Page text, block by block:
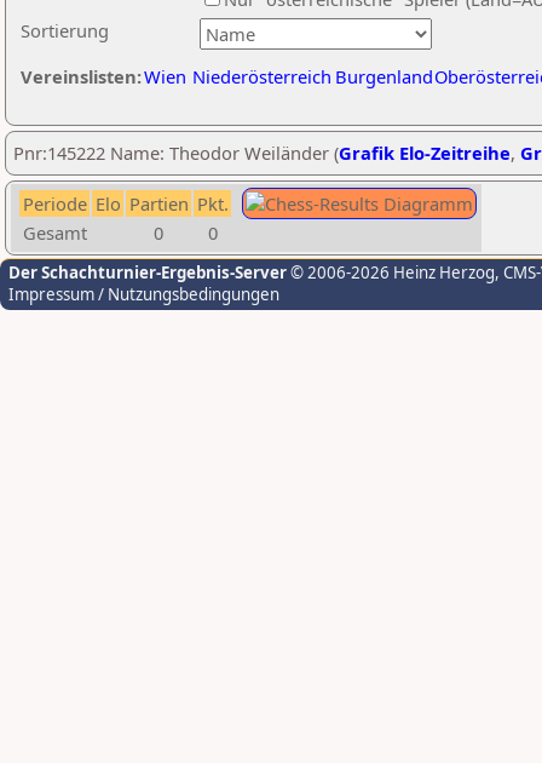
Sortierung
Vereinslisten:Wien Niederösterreich Burgenland
Pnr:145222 Name: Theodor Weiländer (Grafik Elo-Zeitreihe,
Periode Elo Partien Pkt.
Gesamt
0 0
Der Schachturnier-Ergebnis-Server© 2006-2026 Heinz Herzog,
Impressum / Nutzungsbedingungen